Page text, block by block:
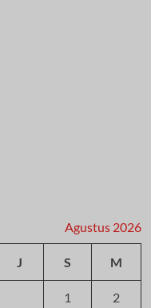
Agustus 2026
J S M
1 2